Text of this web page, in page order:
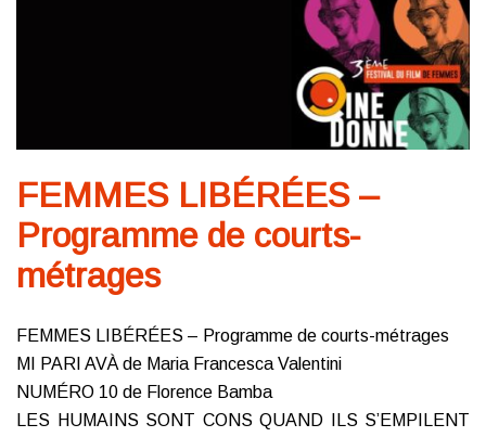
FEMMES LIBÉRÉES –
Programme de courts-
métrages
FEMMES LIBÉRÉES – Programme de courts-métrages
MI PARI AVÀ de Maria Francesca Valentini
NUMÉRO 10 de Florence Bamba
LES HUMAINS SONT CONS QUAND ILS S’EMPILENT